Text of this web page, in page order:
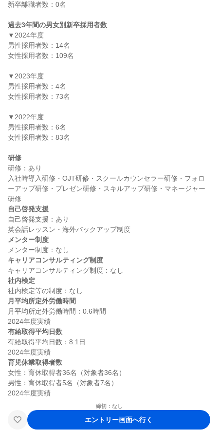
新卒離職者数：0名
過去3年間の男女別新卒採用者数
▼2024年度
男性採用者数：14名
女性採用者数：109名
▼2023年度
男性採用者数：4名
女性採用者数：73名
▼2022年度
男性採用者数：6名
女性採用者数：83名
研修
研修：あり
入社時導入研修・OJT研修・スクールカウンセラー研修・フォロ
ーアップ研修・プレゼン研修・スキルアップ研修・マネージャー
自己啓発支援
自己啓発支援：あり
メンター制度
キャリアコンサルティング制度
社内検定
月平均所定外労働時間
月平均所定外労働時間：0.6時間
有給取得平均日数
有給取得平均日数：8.1日
育児休業取得者数
女性：育休取得者36名（対象者36名）
男性：育休取得者5名（対象者7名）
締切：なし
エントリー画面へ行く